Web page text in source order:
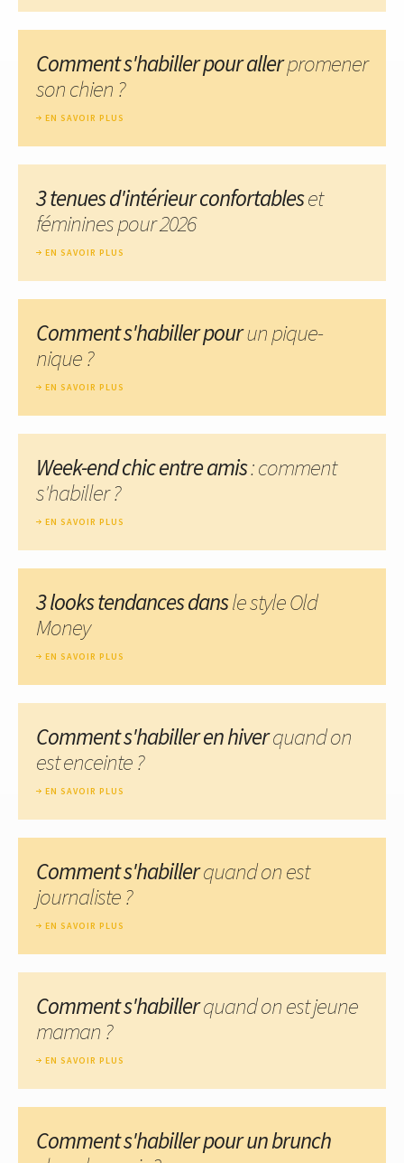
Comment s'habiller pour allerpromener
son chien ?
EN SAVOIR PLUS
3 tenues d'intérieur confortableset
féminines pour 2026
EN SAVOIR PLUS
Comment s'habiller pourun pique-
nique ?
EN SAVOIR PLUS
Week-end chic entre amis: comment
s'habiller ?
EN SAVOIR PLUS
3 looks tendances dansle style Old
Money
EN SAVOIR PLUS
Comment s'habiller en hiverquand on
est enceinte ?
EN SAVOIR PLUS
Comment s'habillerquand on est
journaliste ?
EN SAVOIR PLUS
Comment s'habillerquand on est jeune
maman ?
EN SAVOIR PLUS
Comment s'habiller pour un brunch